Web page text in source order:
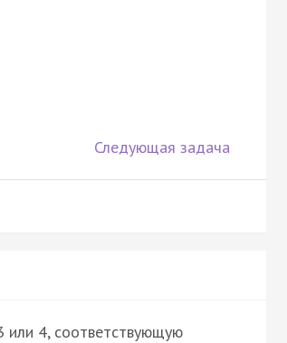
Следующая задача
или 4, соответствующую